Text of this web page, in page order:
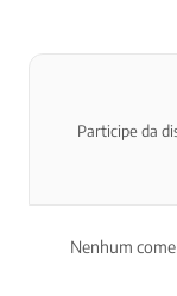
Participe da
Nenhum